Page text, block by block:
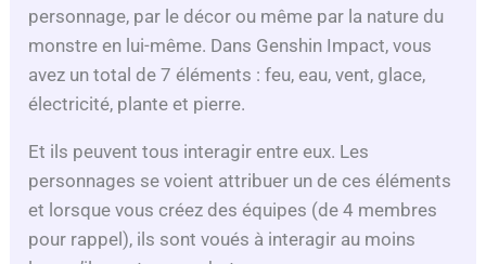
personnage, par le décor ou même par la nature du
monstre en lui-même. Dans Genshin Impact, vous
avez un total de 7 éléments : feu, eau, vent, glace,
électricité, plante et pierre.
Et ils peuvent tous interagir entre eux. Les
personnages se voient attribuer un de ces éléments
et lorsque vous créez des équipes (de 4 membres
pour rappel), ils sont voués à interagir au moins